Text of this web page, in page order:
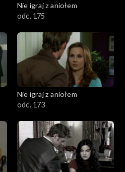
Nie igraj z aniołem
odc. 175
Nie igraj z aniołem
odc. 173